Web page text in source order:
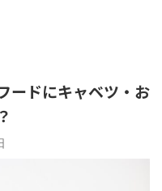
ードにキャベツ・お